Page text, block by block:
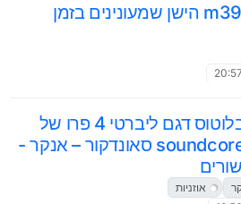
לבעלי נגן m393 pro הישן שמעונינים בזמן
סקירה I אוזניות בלוטוס דגם ליברטי 4 פרו של
חברת soundcore ANKER סאונדקור – אנקר -
אוזניות